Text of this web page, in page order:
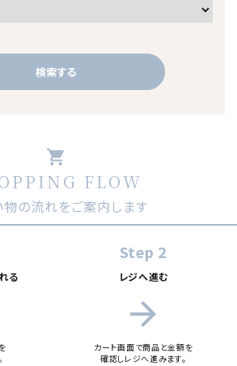
検索する
検索する
shopping_cart
FLOW
物の流れをご案内します
る
Step 2
レジへ進む
arrow_forward
カート画面で商品と金額を
確認しレジへ進みます。